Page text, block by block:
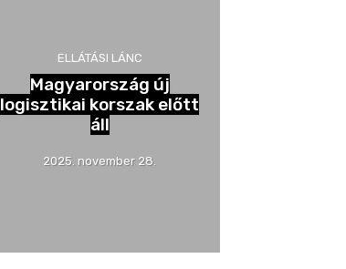
ELLÁTÁSI LÁNC
Magyarország új
logisztikai korszak előtt
áll
2025. november 28.